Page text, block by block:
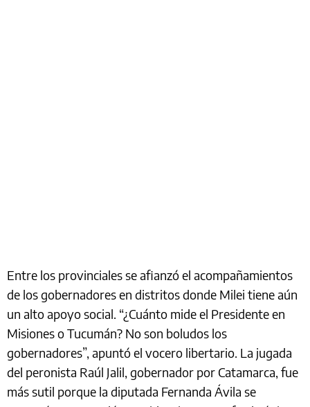
Entre los provinciales se afianzó el acompañamientos
de los gobernadores en distritos donde Milei tiene aún
un alto apoyo social. “¿Cuánto mide el Presidente en
Misiones o Tucumán? No son boludos los
gobernadores”, apuntó el vocero libertario. La jugada
del peronista Raúl Jalil, gobernador por Catamarca, fue
más sutil porque la diputada Fernanda Ávila se